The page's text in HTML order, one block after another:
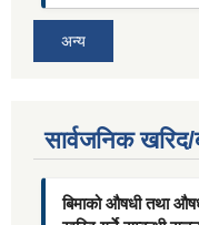
अन्य
सार्वजनिक
बिमाको औषधी तथा